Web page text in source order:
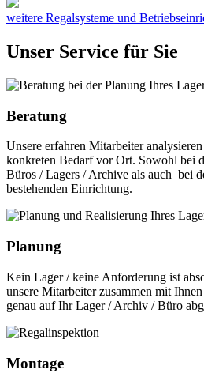
weitere Regalsysteme und
Unser Service für Sie
Beratung
Unsere erfahren Mitarbeiter
konkreten Bedarf vor Ort. Sowohl bei
Büros / Lagers / Archive als auch bei
bestehenden Einrichtung.
Planung
Kein Lager / keine Anforderung ist
unsere Mitarbeiter zusammen mit
genau auf Ihr Lager / Archiv / Büro
Montage